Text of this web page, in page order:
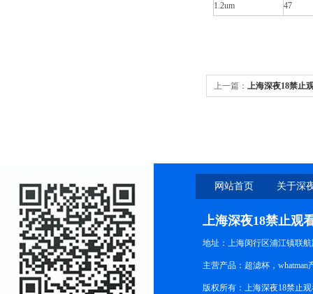
1.2um
47
上一篇： 上海深夜18禁止
网站首页 关于深
上海深夜18禁止观
地址：上海闵行区浦江镇联
主营产品：超滤杯，whatman产
版权所有：上海深夜18禁止